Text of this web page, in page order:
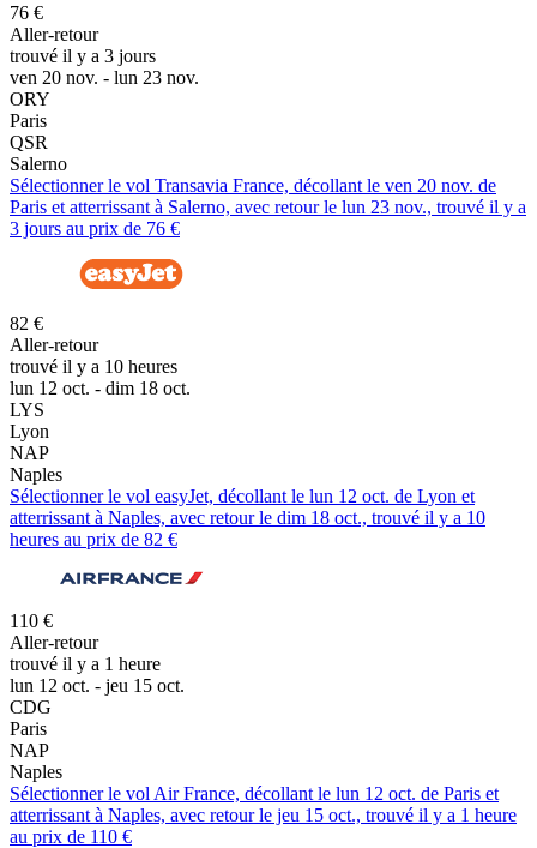
76 €
Aller-retour
trouvé il y a 3 jours
ven 20 nov. - lun 23 nov.
ORY
Paris
QSR
Salerno
Sélectionner le vol Transavia France, décollant le ven 20 nov. de
Paris et atterrissant à Salerno, avec retour le lun 23 nov., trouvé il y a
3 jours au prix de 76 €
82 €
Aller-retour
trouvé il y a 10 heures
lun 12 oct. - dim 18 oct.
LYS
Lyon
NAP
Naples
Sélectionner le vol easyJet, décollant le lun 12 oct. de Lyon et
atterrissant à Naples, avec retour le dim 18 oct., trouvé il y a 10
heures au prix de 82 €
110 €
Aller-retour
trouvé il y a 1 heure
lun 12 oct. - jeu 15 oct.
CDG
Paris
NAP
Naples
Sélectionner le vol Air France, décollant le lun 12 oct. de Paris et
atterrissant à Naples, avec retour le jeu 15 oct., trouvé il y a 1 heure
au prix de 110 €